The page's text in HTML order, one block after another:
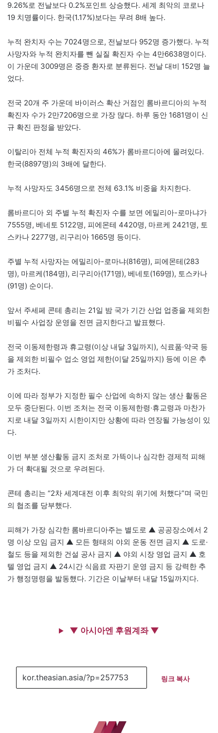
9.26%로 전날보다 0.2%포인트 상승했다. 세계 최악의 코로나
19 치명률이다. 한국(1.17%)보다는 무려 8배 높다.
누적 완치자 수는 7024명으로, 전날보다 952명 증가했다. 누적
사망자와 누적 완치자를 뺀 실질 확진자 수는 4만6638명이다.
이 가운데 3009명은 중증 환자로 분류된다. 전날 대비 152명 늘
었다.
전국 20개 주 가운데 바이러스 확산 거점인 롬바르디아의 누적
확진자 수가 2만7206명으로 가장 많다. 하루 동안 1681명이 신
규 확진 판정을 받았다.
이탈리아 전체 누적 확진자의 46%가 롬바르디아에 몰려있다.
한국(8897명)의 3배에 달한다.
누적 사망자도 3456명으로 전체 63.1% 비중을 차지한다.
롬바르디아 외 주별 누적 확진자 수를 보면 에밀리아-로마냐가
7555명, 베네토 5122명, 피에몬테 4420명, 마르케 2421명, 토
스카나 2277명, 리구리아 1665명 등이다.
주별 누적 사망자는 에밀리아-로마냐(816명), 피에몬테(283
명), 마르케(184명), 리구리아(171명), 베네토(169명), 토스카나
(91명) 순이다.
앞서 주세페 콘테 총리는 21일 밤 국가 기간 산업 업종을 제외한
비필수 사업장 운영을 전면 금지한다고 발표했다.
전국 이동제한령과 휴교령(이상 내달 3일까지), 식료품·약국 등
을 제외한 비필수 업소 영업 제한(이달 25일까지) 등에 이은 추
가 조처다.
이에 따라 정부가 지정한 필수 산업에 속하지 않는 생산 활동은
모두 중단된다. 이번 조처는 전국 이동제한령·휴교령과 마찬가
지로 내달 3일까지 시한이지만 상황에 따라 연장될 가능성이 있
다.
이번 부분 생산활동 금지 조처로 가뜩이나 심각한 경제적 피해
가 더 확대될 것으로 우려된다.
콘테 총리는 “2차 세계대전 이후 최악의 위기에 처했다”며 국민
의 협조를 당부했다.
피해가 가장 심각한 롬바르디아주는 별도로 ▲ 공공장소에서 2
명 이상 모임 금지 ▲ 모든 형태의 야외 운동 전면 금지 ▲ 도로·
철도 등을 제외한 건설 공사 금지 ▲ 야외 시장 영업 금지 ▲ 호
텔 영업 금지 ▲ 24시간 식음료 자판기 운영 금지 등 강력한 추
가 행정명령을 발동했다. 기간은 이날부터 내달 15일까지다.
▼ 아시아엔 후원계좌 ▼
링크 복사